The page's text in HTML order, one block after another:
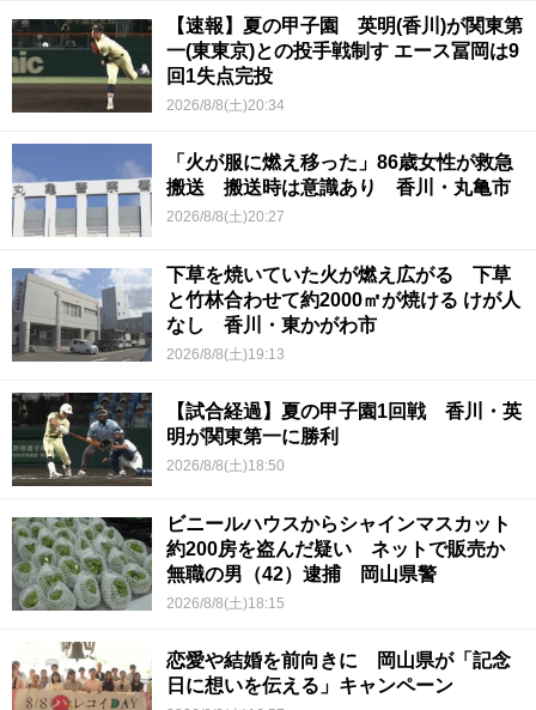
【速報】夏の甲子園 英明(香川)が関東第
一(東東京)との投手戦制す エース冨岡は9
回1失点完投
2026/8/8(土)20:34
「火が服に燃え移った」86歳女性が救急
搬送 搬送時は意識あり 香川・丸亀市
2026/8/8(土)20:27
下草を焼いていた火が燃え広がる 下草
と竹林合わせて約2000㎡が焼ける けが人
なし 香川・東かがわ市
2026/8/8(土)19:13
【試合経過】夏の甲子園1回戦 香川・英
明が関東第一に勝利
2026/8/8(土)18:50
ビニールハウスからシャインマスカット
約200房を盗んだ疑い ネットで販売か
無職の男（42）逮捕 岡山県警
2026/8/8(土)18:15
恋愛や結婚を前向きに 岡山県が「記念
日に想いを伝える」キャンペーン